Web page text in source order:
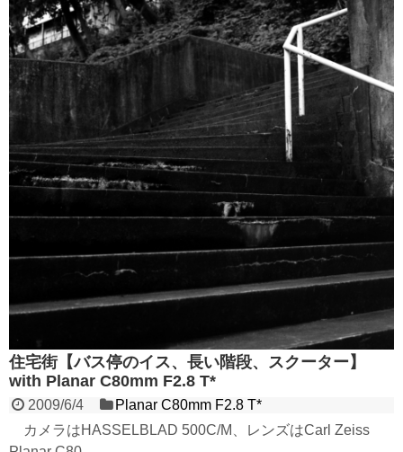
住宅街【バス停のイス、長い階段、スクーター】
with Planar C80mm F2.8 T*
2009/6/4
Planar C80mm F2.8 T*
カメラはHASSELBLAD 500C/M、レンズはCarl Zeiss